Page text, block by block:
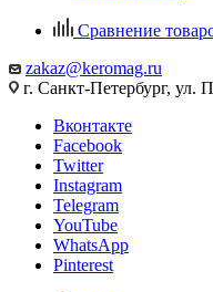
Сравнение
zakaz@keromag.ru
г. Санкт-Петербург, ул.
Вконтакте
Facebook
Twitter
Instagram
Telegram
YouTube
WhatsApp
Pinterest